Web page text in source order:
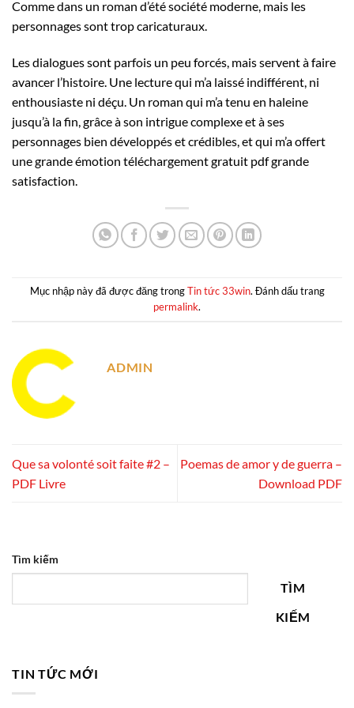
Comme dans un roman d’été société moderne, mais les
personnages sont trop caricaturaux.
Les dialogues sont parfois un peu forcés, mais servent à faire
avancer l’histoire. Une lecture qui m’a laissé indifférent, ni
enthousiaste ni déçu. Un roman qui m’a tenu en haleine
jusqu’à la fin, grâce à son intrigue complexe et à ses
personnages bien développés et crédibles, et qui m’a offert
une grande émotion téléchargement gratuit pdf grande
satisfaction.
Mục nhập này đã được đăng trongTin tức 33win. Đánh dấu trang
permalink.
ADMIN
Que sa volonté soit faite #2 –
PDF Livre
Poemas de amor y de guerra –
Download PDF
Tìm kiếm
TÌM
KIẾM
TIN TỨC MỚI